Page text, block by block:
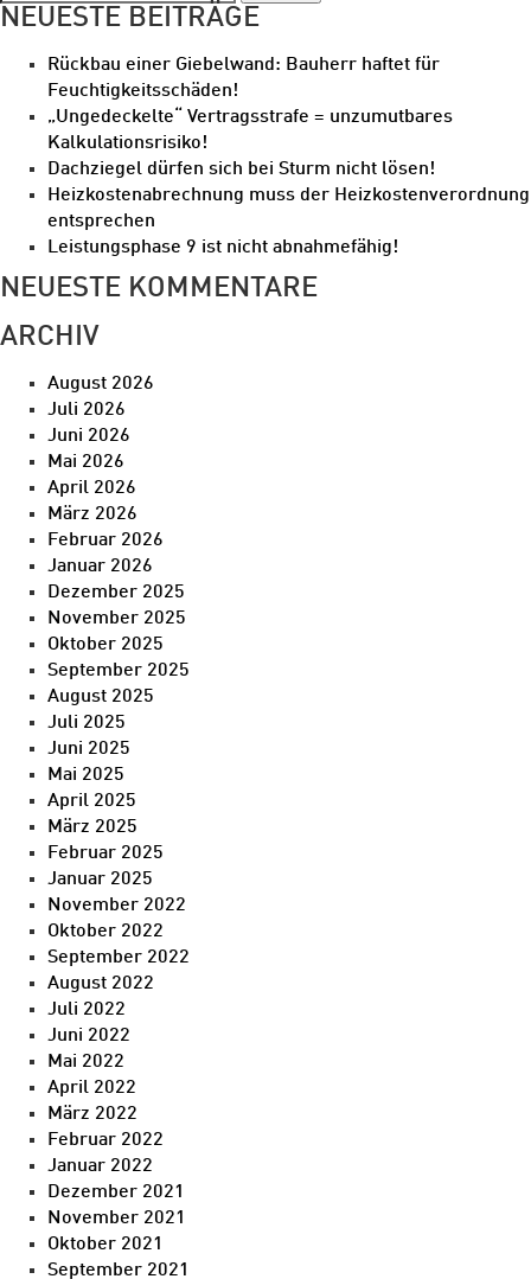
NEUESTE BEITRÄGE
Rückbau einer Giebelwand: Bauherr haftet für
Feuchtigkeitsschäden!
„Ungedeckelte“ Vertragsstrafe = unzumutbares
Kalkulationsrisiko!
Dachziegel dürfen sich bei Sturm nicht lösen!
Heizkostenabrechnung muss der Heizkostenverordnung
entsprechen
Leistungsphase 9 ist nicht abnahmefähig!
NEUESTE KOMMENTARE
ARCHIV
August 2026
Juli 2026
Juni 2026
Mai 2026
April 2026
März 2026
Februar 2026
Januar 2026
Dezember 2025
November 2025
Oktober 2025
September 2025
August 2025
Juli 2025
Juni 2025
Mai 2025
April 2025
März 2025
Februar 2025
Januar 2025
November 2022
Oktober 2022
September 2022
August 2022
Juli 2022
Juni 2022
Mai 2022
April 2022
März 2022
Februar 2022
Januar 2022
Dezember 2021
November 2021
Oktober 2021
September 2021